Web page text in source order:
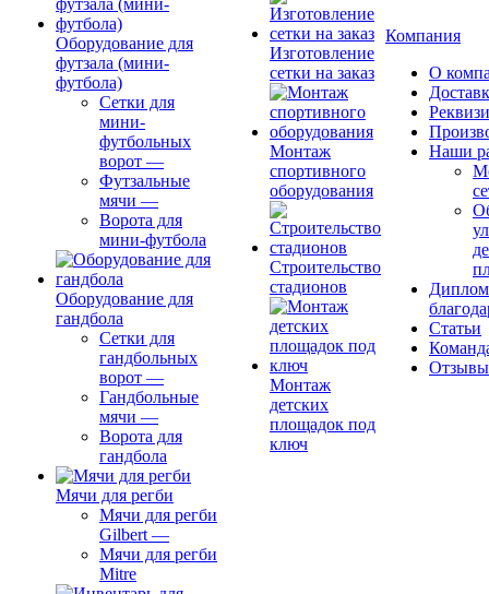
Оборудование для
футзала (мини-
футбола)
Сетки для
мини-
футбольных
ворот —
Футзальные
мячи —
Ворота для
мини-футбола
Оборудование для
гандбола
Сетки для
гандбольных
ворот —
Гандбольные
мячи —
Ворота для
гандбола
Мячи для регби
Мячи для регби
Gilbert —
Мячи для регби
Mitre
Изготовление
сетки на заказ
Монтаж
спортивного
оборудования
Строительство
стадионов
Монтаж
детских
площадок под
ключ
Компания
О
Наши
Статьи
Отзывы